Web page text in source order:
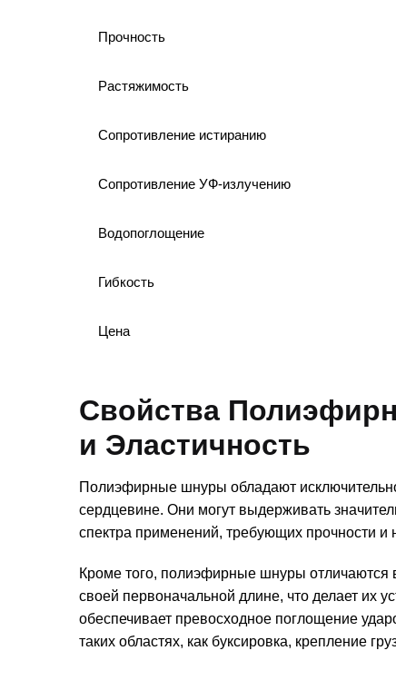
Прочность
Растяжимость
Сопротивление истиранию
Сопротивление УФ-излучению
Водопоглощение
Гибкость
Цена
Свойства
и Эластичность
Полиэфирные шнуры обладают
сердцевине. Они могут выдерживать
спектра применений, требующих прочности и
Кроме того, полиэфирные шнуры отличаются
своей первоначальной длине, что делает их
обеспечивает превосходное поглощение
таких областях, как буксировка, крепление